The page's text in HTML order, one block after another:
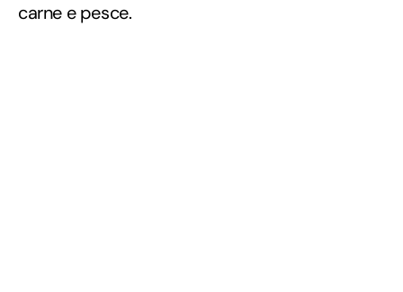
carne e pesce.